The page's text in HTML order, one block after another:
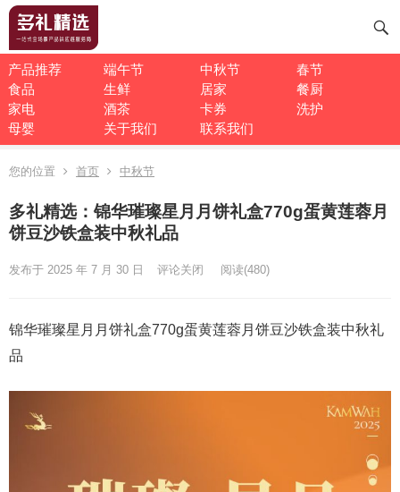
产品推荐 端午节 中秋节
春节
食品
生鲜 居家
餐厨
家电
酒茶 卡券
洗护
母婴
关于我们 联系我们
您的位置 首页 中秋节
多礼精选：锦华璀璨星月月饼礼盒770g蛋黄莲蓉月
饼豆沙铁盒装中秋礼品
发布于 2025 年 7 月 30 日 评论关闭 阅读(480)
锦华璀璨星月月饼礼盒770g蛋黄莲蓉月饼豆沙铁盒装中秋礼
品